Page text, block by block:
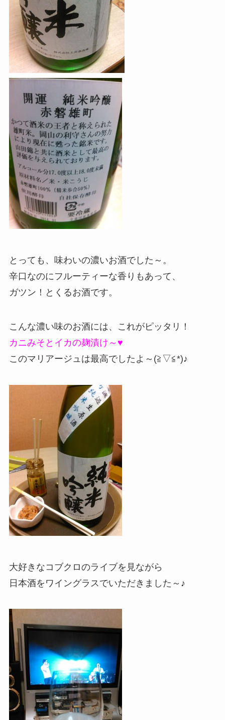
とっても、味わいの濃いお酒でした～。
辛口なのにフルーティーな香りもあって、
ガツン！とくるお酒です。
こんな濃い味のお酒には、これがピッタリ！
カニみそとイカの麹漬け～♥
このマリアージュは最高でしたよ～(≧▽≦*)♪
大好きなコブクロのライブを見ながら
日本酒をワイングラスでいただきました～♪